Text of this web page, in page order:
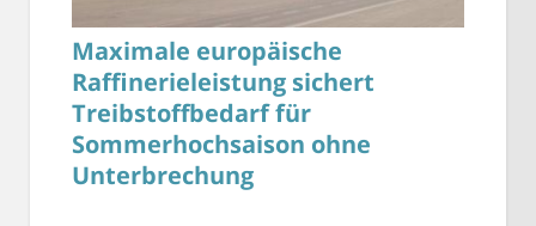
Maximale europäische
Raffinerieleistung sichert
Treibstoffbedarf für
Sommerhochsaison ohne
Unterbrechung